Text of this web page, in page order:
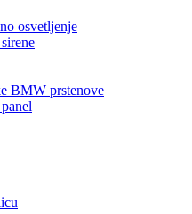
osvetljenje
BMW prstenove